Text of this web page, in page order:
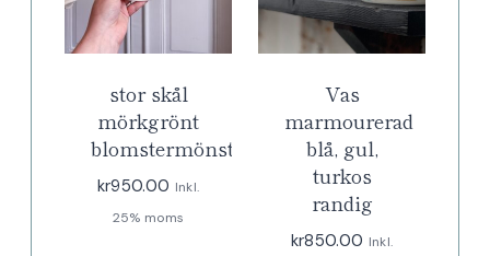
stor skål
mörkgrönt
blomstermönster
kr950.00 Inkl.
25% moms
Vas
marmourerad
blå, gul,
turkos
randig
kr850.00 Inkl.